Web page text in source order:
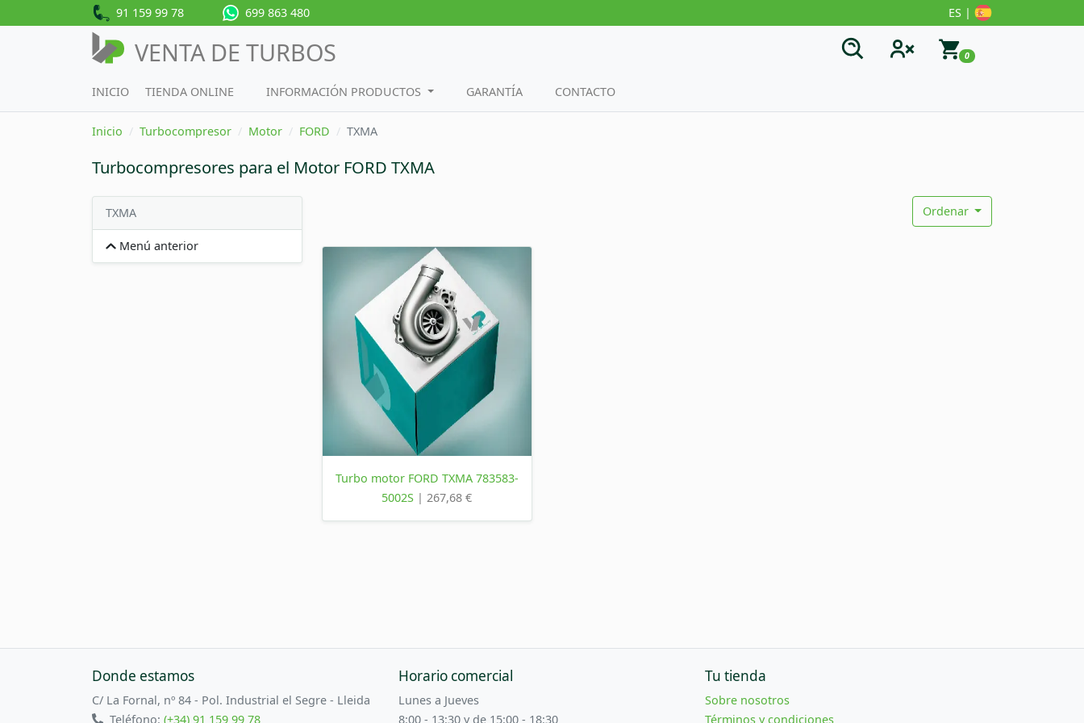
91 159 99 78 699 863 480 ES |
VENTA DE TURBOS 0
INICIO TIENDA ONLINE INFORMACIÓN PRODUCTOS GARANTÍA CONTACTO
Inicio Turbocompresor Motor FORD TXMA
Turbocompresores para el Motor FORD TXMA
TXMA
Menú anterior
Ordenar
Turbo motor FORD TXMA 783583-
5002S | 267,68 €
Donde estamos
C/ La Fornal, nº 84 - Pol. Industrial el Segre - Lleida
Teléfono:(+34) 91 159 99 78
Horario comercial
Lunes a Jueves
8:00 - 13:30 y de 15:00 - 18:30
Tu tienda
Sobre nosotros
Términos y condiciones